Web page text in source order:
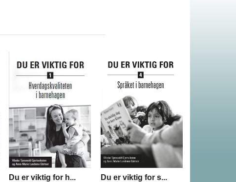
Du er viktig for h... Du er viktig for s...